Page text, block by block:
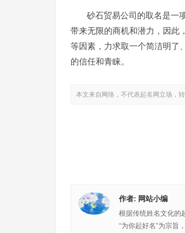
砂石贸易公司的取名是一
带来无限的商机和潜力，因此
等因素，力求取一个简洁明了
的信任和青睐。
本文来自网络，不代表起名网立场，转
作者: 网站小编
根据传统姓名文化的
“为你起好名”为宗旨